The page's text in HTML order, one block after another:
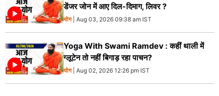
डेंजर जोन में आए दिल-दिमाग, लिवर ?
योग| Aug 03, 2026 09:38 am IST
Yoga With Swami Ramdev : कहीं थाली में
ग्लूटेन तो नहीं बिगाड़ रहा पाचन?
योग| Aug 02, 2026 12:26 pm IST